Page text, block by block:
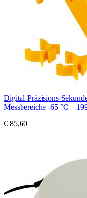
Digital-Präzisions-
Messbereiche -65 °C –
€ 85,60